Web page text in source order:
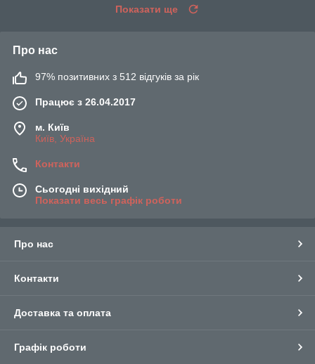
Показати ще
Про нас
97% позитивних з 512 відгуків за рік
Працює з 26.04.2017
м. Київ
Київ, Україна
Контакти
Сьогодні вихідний
Показати весь графік роботи
Про нас
Контакти
Доставка та оплата
Графік роботи